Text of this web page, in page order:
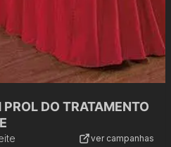
DO TRATAMENTO
ver campanhas